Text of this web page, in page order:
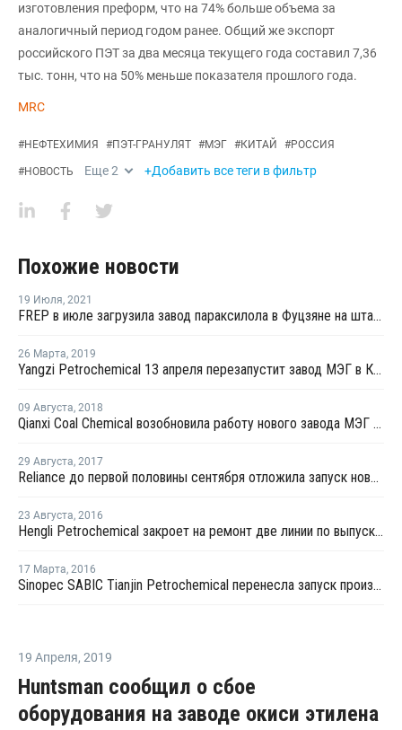
изготовления преформ, что на 74% больше объема за
аналогичный период годом ранее. Общий же экспорт
российского ПЭТ за два месяца текущего года составил 7,36
тыс. тонн, что на 50% меньше показателя прошлого года.
MRC
#НЕФТЕХИМИЯ #ПЭТ-ГРАНУЛЯТ #МЭГ #КИТАЙ #РОССИЯ
#НОВОСТЬ Еще2 +Добавить все теги в фильтр
Похожие новости
19 Июля, 2021
FREP в июле загрузила завод параксилола в Фуцзяне на штатном уровне
26 Марта, 2019
Yangzi Petrochemical 13 апреля перезапустит завод МЭГ в Китае после планового ремонта
09 Августа, 2018
Qianxi Coal Chemical возобновила работу нового завода МЭГ в Цяньси после профилактики
29 Августа, 2017
Reliance до первой половины сентября отложила запуск нового завода МЭГ в Джамнагаре
23 Августа, 2016
Hengli Petrochemical закроет на ремонт две линии по выпуску ТФК в сентябре-октябре
17 Марта, 2016
Sinopec SABIC Tianjin Petrochemical перенесла запуск производства МЭГ на 20 марта
19 Апреля, 2019
Huntsman сообщил о сбое
оборудования на заводе окиси этилена